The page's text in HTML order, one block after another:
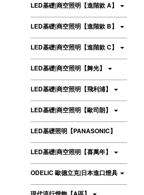
LED基礎|商空照明【進階款 A】
LED基礎|商空照明【進階款 B】
LED基礎|商空照明【進階款 C】
LED基礎|商空照明【舞光】
LED基礎|商空照明【飛利浦】
LED基礎|商空照明【歐司朗】
LED基礎照明【PANASONIC】
LED基礎|商空照明【喜萬年】
ODELIC 歐德立克|日本進口燈具